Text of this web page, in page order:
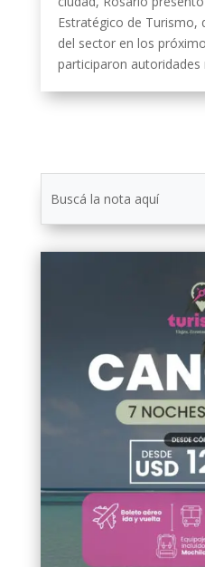
Estratégico de Turismo,
del sector en los
participaron autoridades